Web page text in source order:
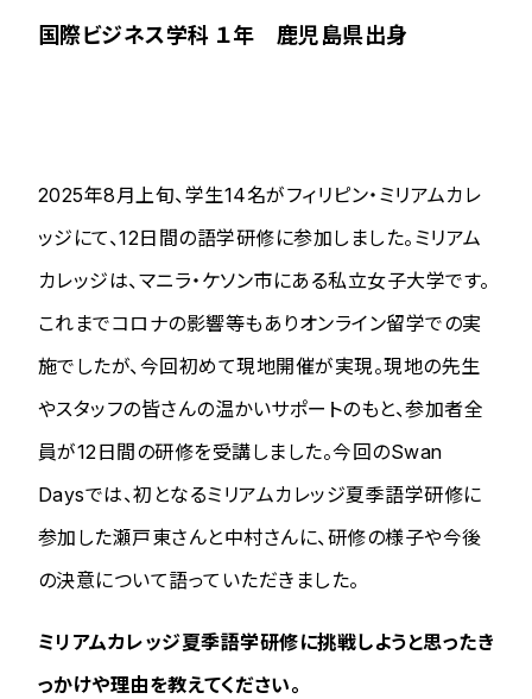
国際ビジネス学科 １年 鹿児島県出身
2025年8月上旬、学生14名がフィリピン・ミリアムカレ
ッジにて、12日間の語学研修に参加しました。ミリアム
カレッジは、マニラ・ケソン市にある私立女子大学です。
これまでコロナの影響等もありオンライン留学での実
施でしたが、今回初めて現地開催が実現。現地の先生
やスタッフの皆さんの温かいサポートのもと、参加者全
員が12日間の研修を受講しました。今回のSwan
Daysでは、初となるミリアムカレッジ夏季語学研修に
参加した瀬戸東さんと中村さんに、研修の様子や今後
の決意について語っていただきました。
ミリアムカレッジ夏季語学研修に挑戦しようと思ったき
っかけや理由を教えてください。